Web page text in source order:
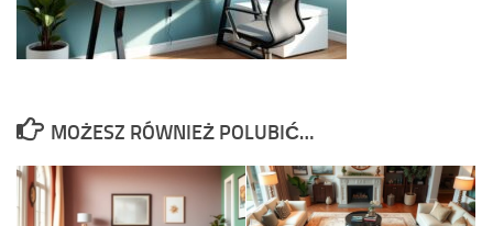
MOŻESZ RÓWNIEŻ POLUBIĆ…